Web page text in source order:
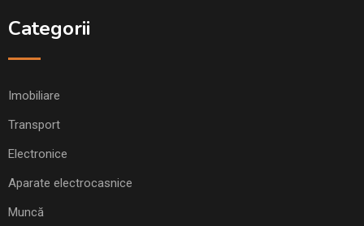
Categorii
Imobiliare
Transport
Electronice
Aparate electrocasnice
Muncă